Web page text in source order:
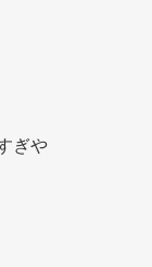
ぎや